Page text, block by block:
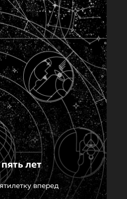
лет
вперед